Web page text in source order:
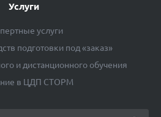
Услуги
услуги
подготовки под «заказ»
и дистанционного обучения
в ЦДП СТОРМ